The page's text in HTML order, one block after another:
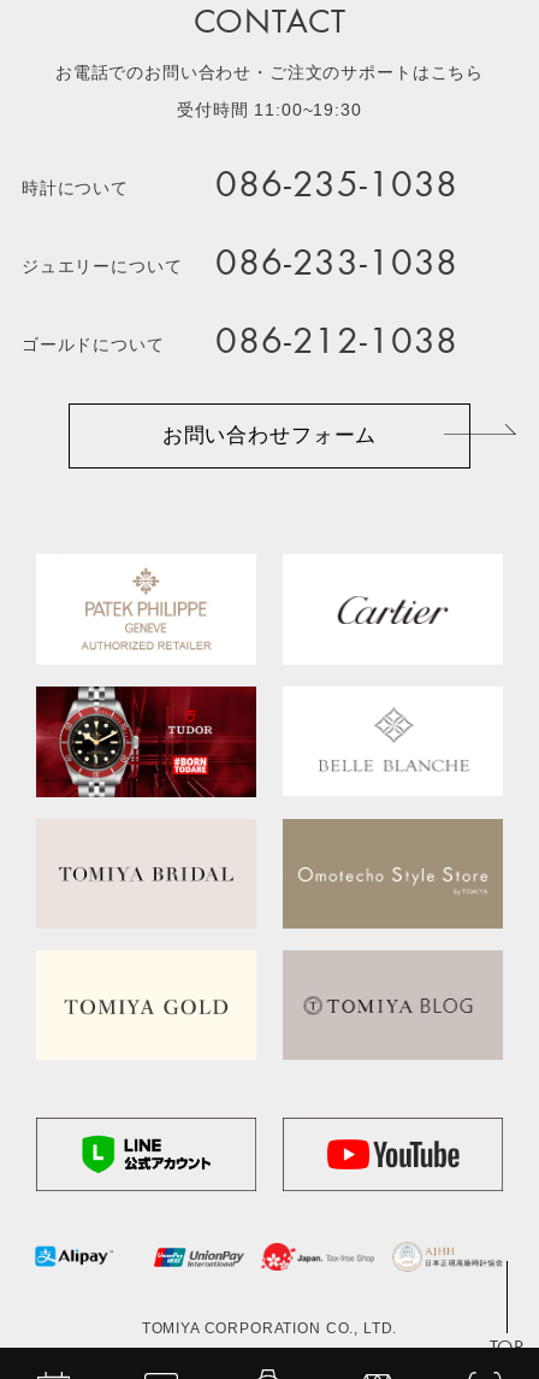
TOP
CONTACT
お電話でのお問い合わせ・ご注文のサポートはこちら
受付時間 11:00~19:30
時計について 086-235-1038
ジュエリーについて 086-233-1038
ゴールドについて 086-212-1038
お問い合わせフォーム
TOMIYA CORPORATION CO., LTD.